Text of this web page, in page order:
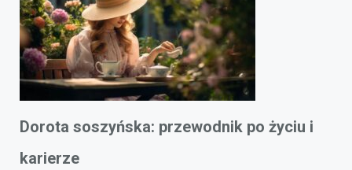
Dorota soszyńska: przewodnik po życiu i
karierze